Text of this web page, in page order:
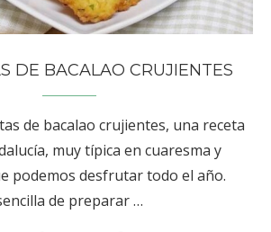
DE BACALAO CRUJIENTES
de bacalao crujientes, una receta
muy típica en cuaresma y
podemos desfrutar todo el año.
de preparar …